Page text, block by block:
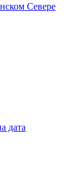
Севере
дата